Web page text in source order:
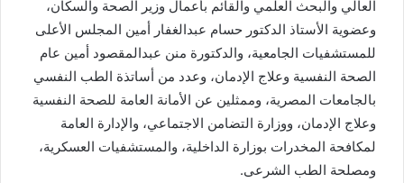
العالي والبحث العلمي والقائم بأعمال وزير الصحة والسكان،
وعضوية الأستاذ الدكتور حسام عبدالغفار أمين المجلس الأعلى
للمستشفيات الجامعية، والدكتورة منن عبدالمقصود أمين عام
الصحة النفسية وعلاج الإدمان، وعدد من أساتذة الطب النفسي
بالجامعات المصرية، وممثلين عن الأمانة العامة للصحة النفسية
وعلاج الإدمان، ووزارة التضامن الاجتماعي، والإدارة العامة
لمكافحة المخدرات بوزارة الداخلية، والمستشفيات العسكرية،
ومصلحة الطب الشرعى.